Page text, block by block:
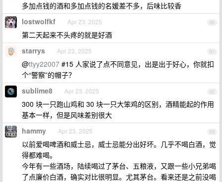
多加点钱的酒和多加点钱的名媛差不多，后味比较香
90
lostwolfkf Apr 23, 2025
第二天起来不头疼的就是好酒
91
starrys Apr 23, 2025
@ttyy22007 #15 人家说了点不同意见，出是出于好心，你就扣
个“警察”的帽子？
92
sublime8 Apr 23, 2025
300 块一只跑山鸡和 30 块一只大笨鸡的区别，酒精能起的作用
基本一样，但是风味差别很大
93
hammy Apr 23, 2025
以前爱喝啤酒和威士忌，威士忌能分出好坏。几乎不喝白酒，觉
得都难喝。
今年有一些酒场，陆续喝过了茅台、五粮液，又跟一些小兄弟喝
了点廉价白酒，确实对比很明显。尤其茅台。看来还是之前没喝